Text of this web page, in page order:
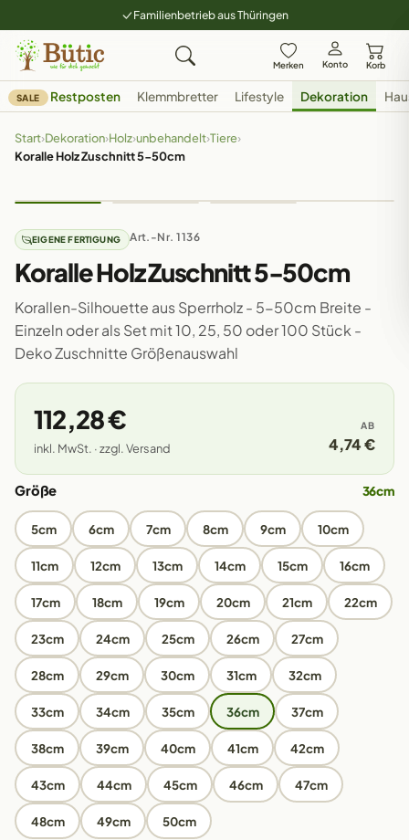
Familienbetrieb aus Thüringen
Merken Konto Korb
SALE Restposten Klemmbretter Lifestyle Dekoration
Start›Dekoration›Holz›unbehandelt›Tiere›
Koralle Holz Zuschnitt 5-50cm
EIGENE FERTIGUNG Art.-Nr. 1136
Koralle Holz Zuschnitt 5-50cm
Korallen-Silhouette aus Sperrholz - 5-50cm Breite -
Einzeln oder als Set mit 10, 25, 50 oder 100 Stück -
Deko Zuschnitte Größenauswahl
112,28 €
inkl. MwSt. · zzgl. Versand
AB
4,74 €
Größe 36cm
5cm 6cm 7cm 8cm 9cm 10cm
11cm 12cm 13cm 14cm 15cm 16cm
17cm 18cm 19cm 20cm 21cm 22cm
23cm 24cm 25cm 26cm 27cm
28cm 29cm 30cm 31cm 32cm
33cm 34cm 35cm 36cm 37cm
38cm 39cm 40cm 41cm 42cm
43cm 44cm 45cm 46cm 47cm
48cm 49cm 50cm